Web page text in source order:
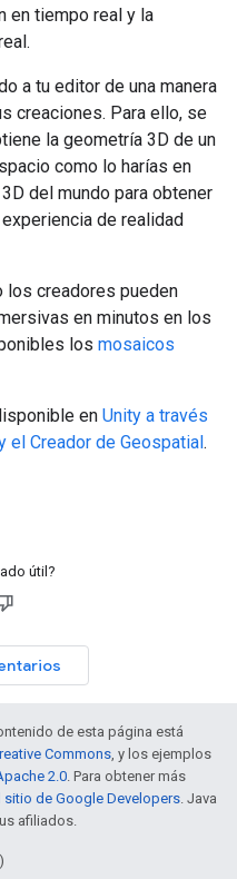
en tiempo real y la
a tu editor de una manera
creaciones. Para ello, se
la geometría 3D de un
como lo harías en
del mundo para obtener
de realidad
los creadores pueden
en minutos en los
los mosaicos
en Unity a través
el Creador de Geospatial.
útil?
de esta página está
Commons, y los ejemplos
2.0. Para obtener más
de Google Developers. Java
afiliados.